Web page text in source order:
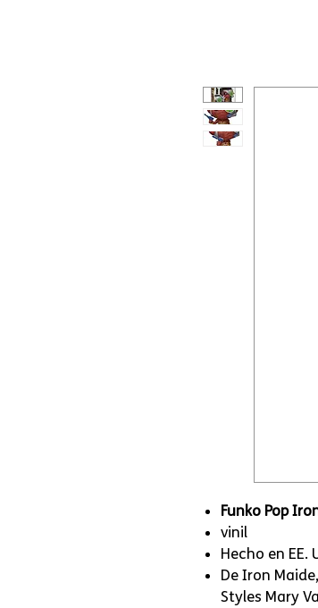
Funko Pop
vinil
Hecho en EE.
De Iron
Styles Mary